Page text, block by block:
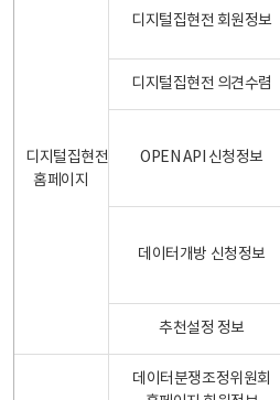
디지털집현전
홈페이지
디지털집현전 회원정보
디지털집현전 의견수렴
OPEN API 신청정보
데이터개방 신청정보
추천설정 정보
데이터분쟁조정위원회